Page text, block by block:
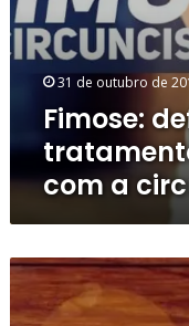
com
a
circuncisão
31 de outubro de
Fimose:
com a
Disfunção
Trato